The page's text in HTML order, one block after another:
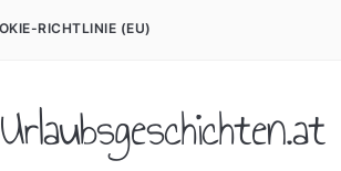
RICHTLINIE (EU)
Urlaubsgeschichten.at